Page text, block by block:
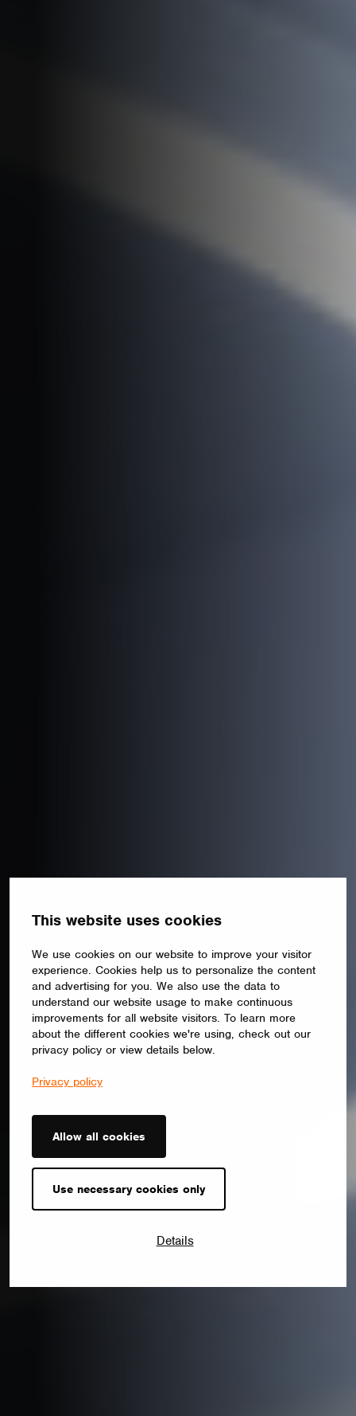
This website uses cookies
We use cookies on our website to improve your visitor
experience. Cookies help us to personalize the content
and advertising for you. We also use the data to
understand our website usage to make continuous
improvements for all website visitors. To learn more
about the different cookies we're using, check out our
privacy policy or view details below.
Privacy policy
Allow all cookies
Use necessary cookies only
Details